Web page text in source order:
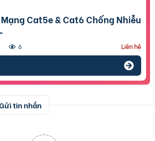
6 Liên hệ
tin nhắn